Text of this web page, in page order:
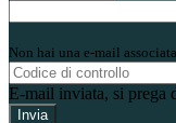
Non hai una e-mail
E-mail inviata, si prega